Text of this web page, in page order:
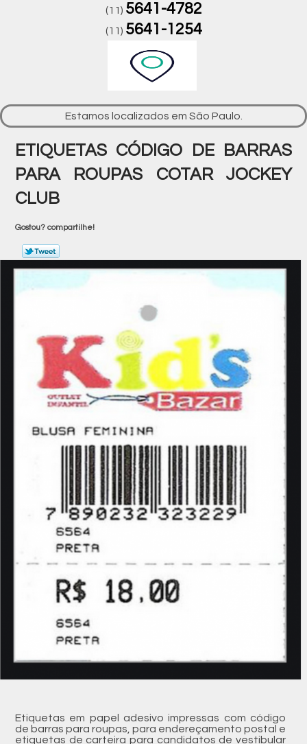
(11) 5641-4782
(11) 5641-1254
Estamos localizados em São Paulo.
ETIQUETAS CÓDIGO DE BARRAS
PARA ROUPAS COTAR JOCKEY
CLUB
Gostou? compartilhe!
Etiquetas em papel adesivo impressas com código
de barras para roupas, para endereçamento postal e
etiquetas de carteira para candidatos de vestibular